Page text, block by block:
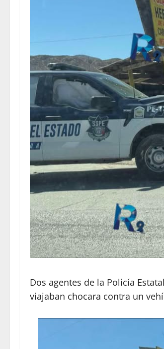
Dos agentes de la Policía
viajaban chocara contra un